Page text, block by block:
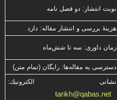
نوبت انتشار: دو فصل نامه
هزینۀ بررسی و انتشار مقاله: دارد
زمان داوری: سه تا شش‌ماه
دسترسی به مقاله‌ها: رایگان (تمام متن)
نشانی الكترونیك:
tarikh@qabas.net